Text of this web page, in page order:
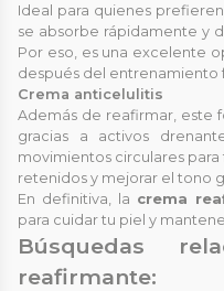
Ideal para quienes
se absorbe rápidamente y
Por eso, es una excelente
después del entrenamiento
Crema anticelulitis
Además de reafirmar, este
gracias a activos
movimientos circulares
retenidos y mejorar el tono
En definitiva, la crema
para cuidar tu piel y
Búsquedas
reafirmante: